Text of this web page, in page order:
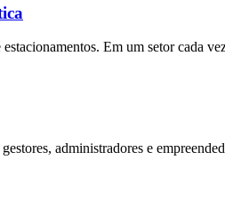
Em um setor cada
administradores e